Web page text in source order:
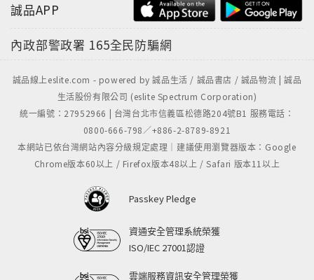
誠品APP
內政部警政署 165全民防騙網
誠品線上eslite.com - powered by 誠品生活 / 誠品書店 / 誠品物流 | 誠品
生活股份有限公司 (eslite Spectrum Corporation)
統一編號：27952966 | 台灣台北市信義區松德路204號B1 服務電話：
0800-666-798／+886-2-8789-8921
本網站已依台灣網站內容分級規定處理｜建議使用瀏覽器版本：Google
Chrome版本60以上 / Firefox版本48以上 / Safari 版本11以上
Passkey Pledge
資通安全管理系統榮獲
ISO/IEC 27001認證
雲端服務資訊安全管理榮獲